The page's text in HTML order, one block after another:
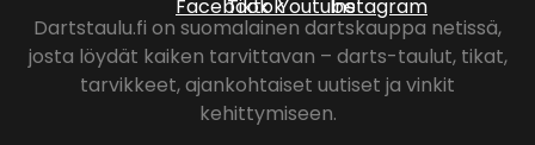
Dartstaulu.fi on suomalainen dartskauppa netissä,
josta löydät kaiken tarvittavan – darts-taulut, tikat,
tarvikkeet, ajankohtaiset uutiset ja vinkit
kehittymiseen.